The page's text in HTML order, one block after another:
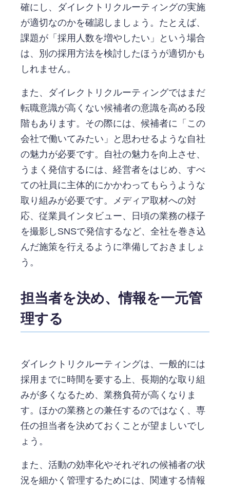
確にし、ダイレクトリクルーティングの実施
が適切なのかを確認しましょう。たとえば、
課題が「採用人数を増やしたい」という場合
は、別の採用方法を検討したほうが適切かも
しれません。
また、ダイレクトリクルーティングではまだ
転職意識が高くない候補者の意識を高める段
階もあります。その際には、候補者に「この
会社で働いてみたい」と思わせるような自社
の魅力が必要です。自社の魅力を向上させ、
うまく発信するには、経営者をはじめ、すべ
ての社員に主体的にかかわってもらうような
取り組みが必要です。メディア取材への対
応、従業員インタビュー、日頃の業務の様子
を撮影しSNSで発信するなど、全社を巻き込
んだ施策を行えるように準備しておきましょ
う。
担当者を決め、情報を一元管
理する
ダイレクトリクルーティングは、一般的には
採用までに時間を要する上、長期的な取り組
みが多くなるため、業務負荷が高くなりま
す。ほかの業務との兼任するのではなく、専
任の担当者を決めておくことが望ましいでし
ょう。
また、活動の効率化やそれぞれの候補者の状
況を細かく管理するためには、関連する情報